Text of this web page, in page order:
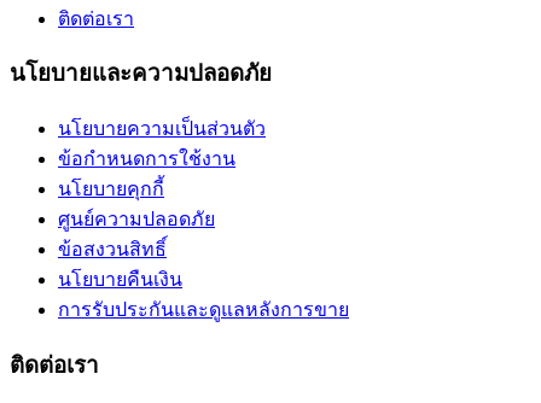
ติดต่อเรา
นโยบายและความปลอดภัย
นโยบายความเป็นส่วนตัว
ข้อกำหนดการใช้งาน
นโยบายคุกกี้
ศูนย์ความปลอดภัย
ข้อสงวนสิทธิ์
นโยบายคืนเงิน
การรับประกันและดูแลหลังการขาย
ติดต่อเรา